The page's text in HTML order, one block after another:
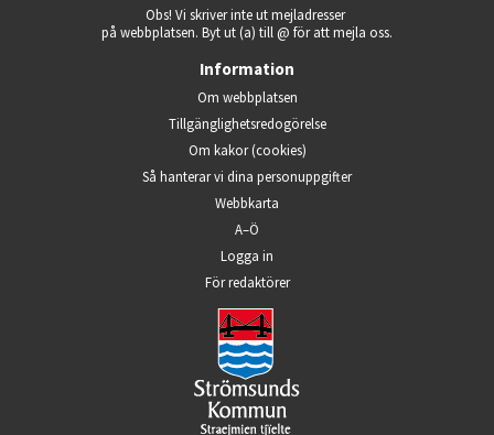
Obs! Vi skriver inte ut mejladresser
på webbplatsen. Byt ut (a) till @ för att mejla oss.
Information
Om webbplatsen
Tillgänglighets­redogörelse
Om kakor (cookies)
Så hanterar vi dina person­uppgifter
Webbkarta
A–Ö
Logga in
För redaktörerÖppnas i nytt fönster.